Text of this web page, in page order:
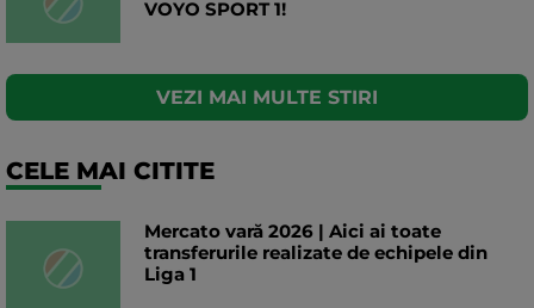
VOYO SPORT 1!
VEZI MAI MULTE STIRI
CELE MAI CITITE
Mercato vară 2026 | Aici ai toate
transferurile realizate de echipele din
Liga 1